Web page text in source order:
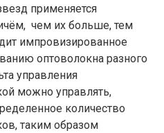
применяется
чем их больше, тем
импровизированное
оптоволокна разного
управления
можно управлять,
количество
таким образом